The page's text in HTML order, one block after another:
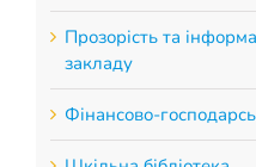
Прозорість та
закладу
Фінансово-